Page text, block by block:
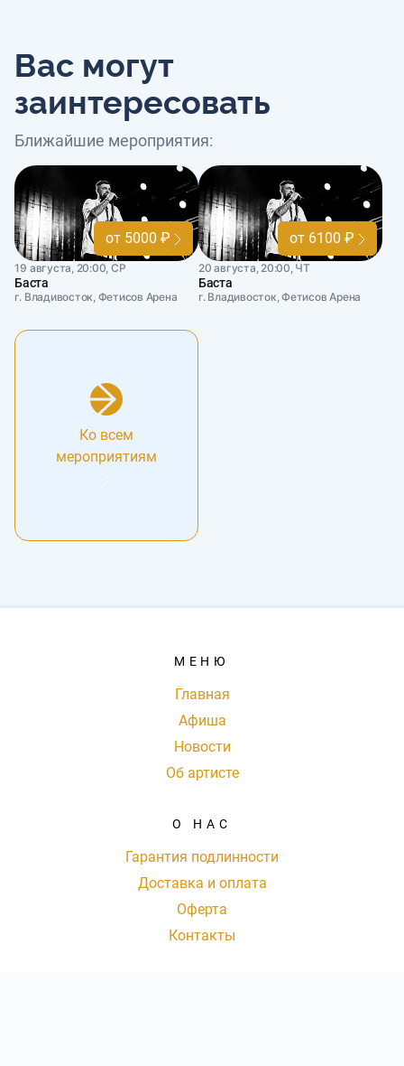
Вас могут
заинтересовать
Ближайшие мероприятия:
от 5000 ₽
19 августа, 20:00, СР
Баста
г. Владивосток, Фетисов Арена
от 6100 ₽
20 августа, 20:00, ЧТ
Баста
г. Владивосток, Фетисов Арена
Ко всем
мероприятиям
МЕНЮ
Главная
Афиша
Новости
Об артисте
О НАС
Гарантия подлинности
Доставка и оплата
Оферта
Контакты